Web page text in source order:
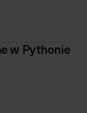
w Pythonie